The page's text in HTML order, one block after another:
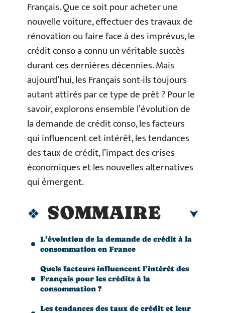
Français. Que ce soit pour acheter une
nouvelle voiture, effectuer des travaux de
rénovation ou faire face à des imprévus, le
crédit conso a connu un véritable succès
durant ces dernières décennies. Mais
aujourd’hui, les Français sont-ils toujours
autant attirés par ce type de prêt ? Pour le
savoir, explorons ensemble l’évolution de
la demande de crédit conso, les facteurs
qui influencent cet intérêt, les tendances
des taux de crédit, l’impact des crises
économiques et les nouvelles alternatives
qui émergent.
SOMMAIRE
L’évolution de la demande de crédit à la
consommation en France
Quels facteurs influencent l’intérêt des
Français pour les crédits à la
consommation ?
Les tendances des taux de crédit et leur